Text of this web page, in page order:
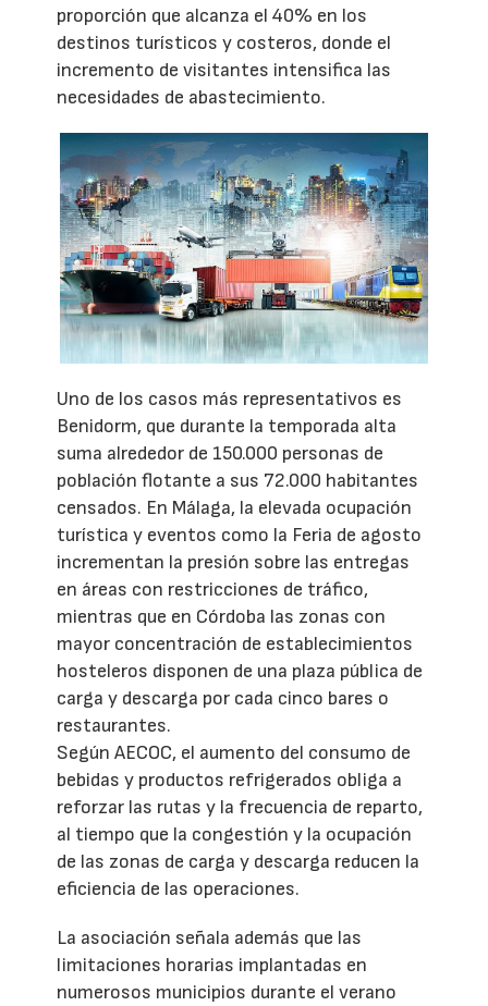
proporción que alcanza el 40% en los
destinos turísticos y costeros, donde el
incremento de visitantes intensifica las
necesidades de abastecimiento.
Uno de los casos más representativos es
Benidorm, que durante la temporada alta
suma alrededor de 150.000 personas de
población flotante a sus 72.000 habitantes
censados. En Málaga, la elevada ocupación
turística y eventos como la Feria de agosto
incrementan la presión sobre las entregas
en áreas con restricciones de tráfico,
mientras que en Córdoba las zonas con
mayor concentración de establecimientos
hosteleros disponen de una plaza pública de
carga y descarga por cada cinco bares o
restaurantes.
Según AECOC, el aumento del consumo de
bebidas y productos refrigerados obliga a
reforzar las rutas y la frecuencia de reparto,
al tiempo que la congestión y la ocupación
de las zonas de carga y descarga reducen la
eficiencia de las operaciones.
La asociación señala además que las
limitaciones horarias implantadas en
numerosos municipios durante el verano